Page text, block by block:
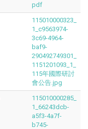
pdf
115010000323_
1_c9563974-
3c69-4964-
baf9-
290492749301_
1151201093_1_
115年國際研討
會公告.jpg
115010000285_
1_66243dcb-
a5f3-4a7f-
b745-